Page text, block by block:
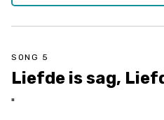
SONG 5
Liefde is sag,
"